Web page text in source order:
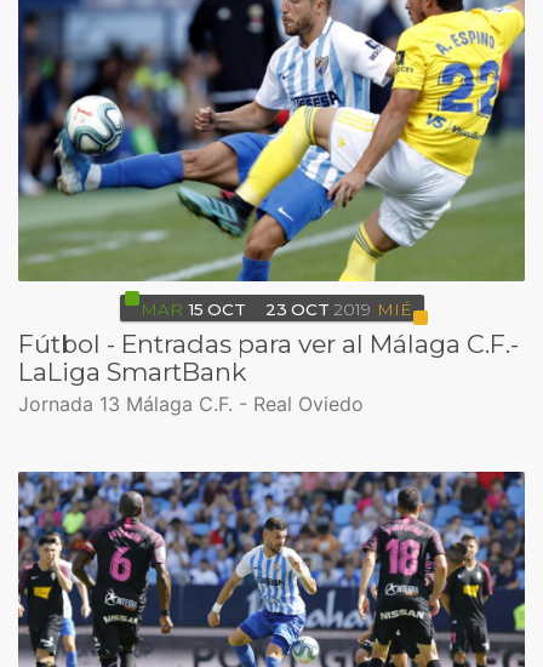
MAR 15 OCT 23 OCT 2019 MIÉ
Fútbol - Entradas para ver al Málaga C.F.-
LaLiga SmartBank
Jornada 13 Málaga C.F. - Real Oviedo